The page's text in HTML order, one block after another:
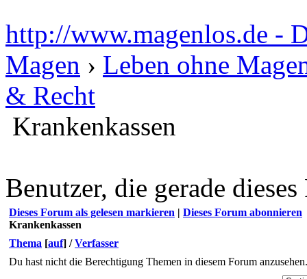
http://www.magenlos.de -
Magen › Leben ohne
& Recht
Krankenkassen
Benutzer, die gerade
Dieses Forum als gelesen markieren | Dieses Forum abonnieren
Krankenkassen
Thema [auf] /Verfasser
Du hast nicht die Berechtigung Themen in diesem Forum anzusehen.